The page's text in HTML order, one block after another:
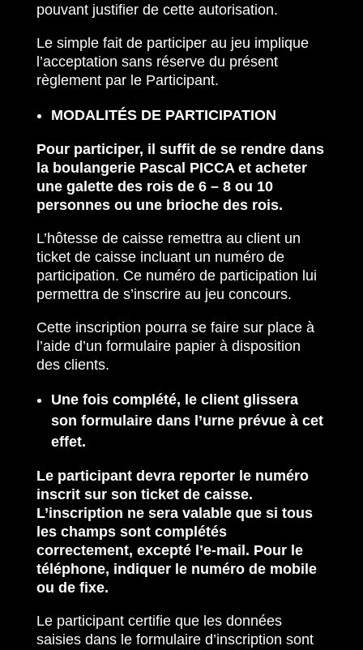
pouvant justifier de cette autorisation.
Le simple fait de participer au jeu implique
l’acceptation sans réserve du présent
règlement par le Participant.
MODALITÉS DE PARTICIPATION
Pour participer, il suffit de se rendre dans
la boulangerie Pascal PICCA et acheter
une galette des rois de 6 – 8 ou 10
personnes ou une brioche des rois.
L’hôtesse de caisse remettra au client un
ticket de caisse incluant un numéro de
participation. Ce numéro de participation lui
permettra de s’inscrire au jeu concours.
Cette inscription pourra se faire sur place à
l’aide d’un formulaire papier à disposition
des clients.
Une fois complété, le client glissera
son formulaire dans l’urne prévue à cet
effet.
Le participant devra reporter le numéro
inscrit sur son ticket de caisse.
L’inscription ne sera valable que si tous
les champs sont complétés
correctement, excepté l’e-mail. Pour le
téléphone, indiquer le numéro de mobile
ou de fixe.
Le participant certifie que les données
saisies dans le formulaire d’inscription sont